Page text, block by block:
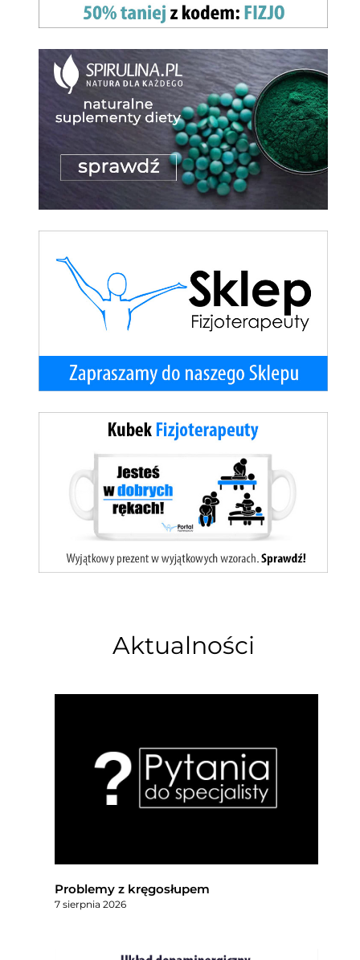
Aktualności
Problemy z kręgosłupem
7 sierpnia 2026